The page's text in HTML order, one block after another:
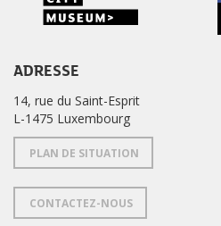
ADRESSE
14, rue du Saint-Esprit
L-1475 Luxembourg
PLAN DE SITUATION
CONTACTEZ-NOUS